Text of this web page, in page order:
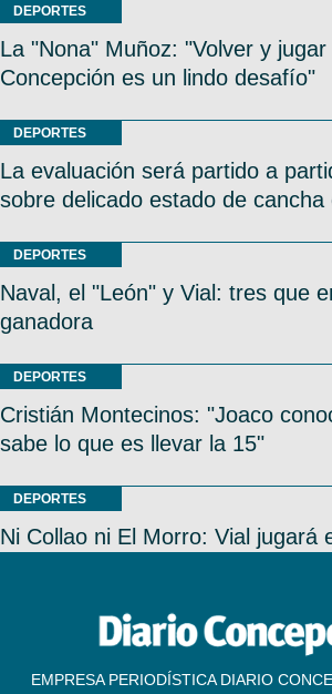
DEPORTES
La "Nona" Muñoz: "Volver y
Concepción es un lindo desafío"
DEPORTES
La evaluación será partido a
sobre delicado estado de cancha
DEPORTES
Naval, el "León" y Vial: tres que
ganadora
DEPORTES
Cristián Montecinos: "Joaco
sabe lo que es llevar la 15"
DEPORTES
Ni Collao ni El Morro: Vial jugará
EMPRESA PERIODÍSTICA DIARIO